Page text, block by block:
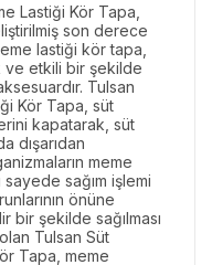
Lastiği Kör Tapa,
son derece
lastiği kör tapa,
ve etkili bir şekilde
Tulsan
Kör Tapa, süt
kapatarak, süt
dışarıdan
meme
sağım işlemi
önüne
bir şekilde sağılması
Tulsan Süt
Tapa, meme